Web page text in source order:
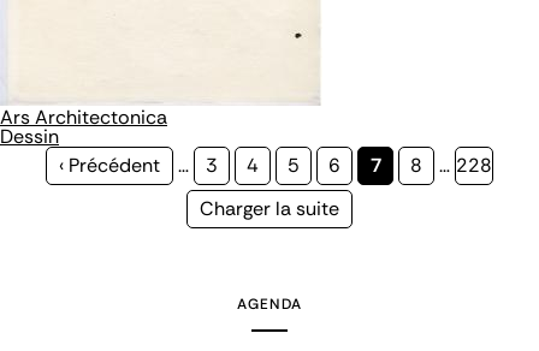
Ars Architectonica
Dessin
Page
‹ Précédent … Page
3 Page
4 Page
5 Page
6
Page
7 Page
8 … Page
228
Page
Charger la suite
AGENDA